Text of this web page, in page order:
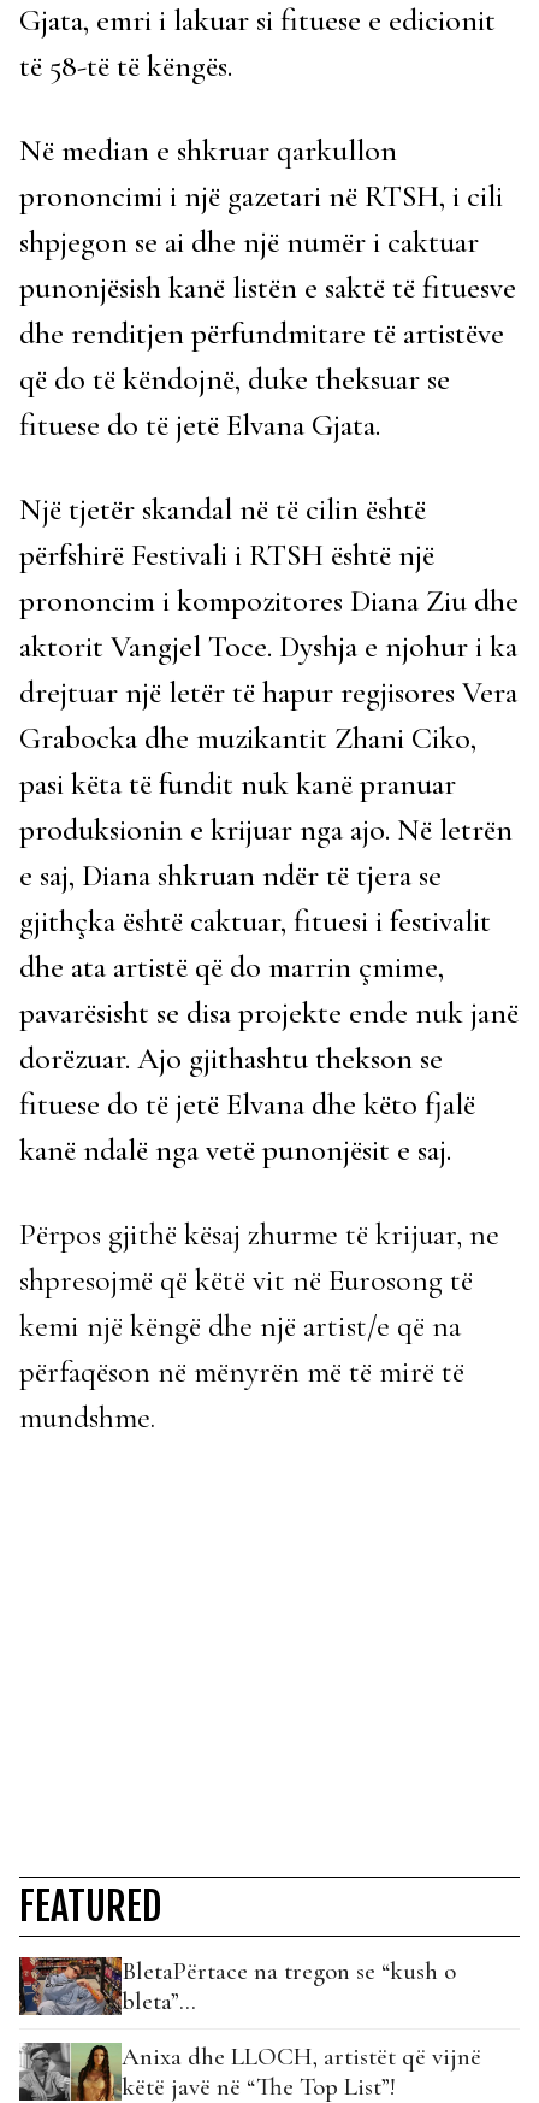
Gjata, emri i lakuar si fituese e edicionit
të 58-të të këngës.
Në median e shkruar qarkullon
prononcimi i një gazetari në RTSH, i cili
shpjegon se ai dhe një numër i caktuar
punonjësish kanë listën e saktë të fituesve
dhe renditjen përfundmitare të artistëve
që do të këndojnë, duke theksuar se
fituese do të jetë Elvana Gjata.
Një tjetër skandal në të cilin është
përfshirë Festivali i RTSH është një
prononcim i kompozitores Diana Ziu dhe
aktorit Vangjel Toce. Dyshja e njohur i ka
drejtuar një letër të hapur regjisores Vera
Grabocka dhe muzikantit Zhani Ciko,
pasi këta të fundit nuk kanë pranuar
produksionin e krijuar nga ajo. Në letrën
e saj, Diana shkruan ndër të tjera se
gjithçka është caktuar, fituesi i festivalit
dhe ata artistë që do marrin çmime,
pavarësisht se disa projekte ende nuk janë
dorëzuar. Ajo gjithashtu thekson se
fituese do të jetë Elvana dhe këto fjalë
kanë ndalë nga vetë punonjësit e saj.
Përpos gjithë kësaj zhurme të krijuar, ne
shpresojmë që këtë vit në Eurosong të
kemi një këngë dhe një artist/e që na
përfaqëson në mënyrën më të mirë të
mundshme.
FEATURED
BletaPërtace na tregon se “kush o
bleta”…
Anixa dhe LLOCH, artistët që vijnë
këtë javë në “The Top List”!